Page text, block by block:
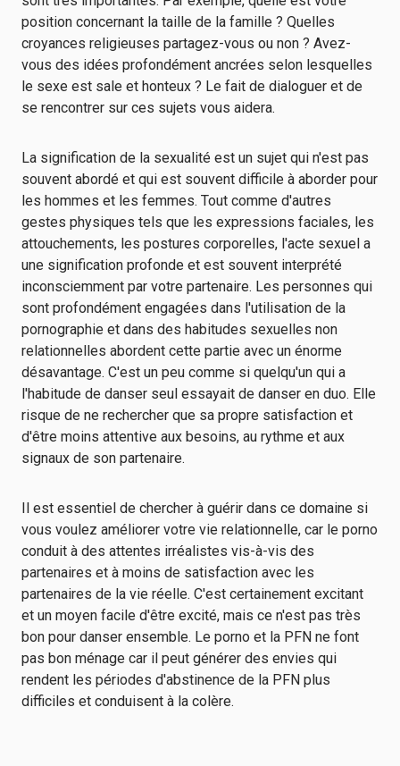
position concernant la taille de la famille ? Quelles
croyances religieuses partagez-vous ou non ? Avez-
vous des idées profondément ancrées selon lesquelles
le sexe est sale et honteux ? Le fait de dialoguer et de
se rencontrer sur ces sujets vous aidera.
La signification de la sexualité est un sujet qui n'est pas
souvent abordé et qui est souvent difficile à aborder pour
les hommes et les femmes. Tout comme d'autres
gestes physiques tels que les expressions faciales, les
attouchements, les postures corporelles, l'acte sexuel a
une signification profonde et est souvent interprété
inconsciemment par votre partenaire. Les personnes qui
sont profondément engagées dans l'utilisation de la
pornographie et dans des habitudes sexuelles non
relationnelles abordent cette partie avec un énorme
désavantage. C'est un peu comme si quelqu'un qui a
l'habitude de danser seul essayait de danser en duo. Elle
risque de ne rechercher que sa propre satisfaction et
d'être moins attentive aux besoins, au rythme et aux
signaux de son partenaire.
Il est essentiel de chercher à guérir dans ce domaine si
vous voulez améliorer votre vie relationnelle, car le porno
conduit à des attentes irréalistes vis-à-vis des
partenaires et à moins de satisfaction avec les
partenaires de la vie réelle. C'est certainement excitant
et un moyen facile d'être excité, mais ce n'est pas très
bon pour danser ensemble. Le porno et la PFN ne font
pas bon ménage car il peut générer des envies qui
rendent les périodes d'abstinence de la PFN plus
difficiles et conduisent à la colère.